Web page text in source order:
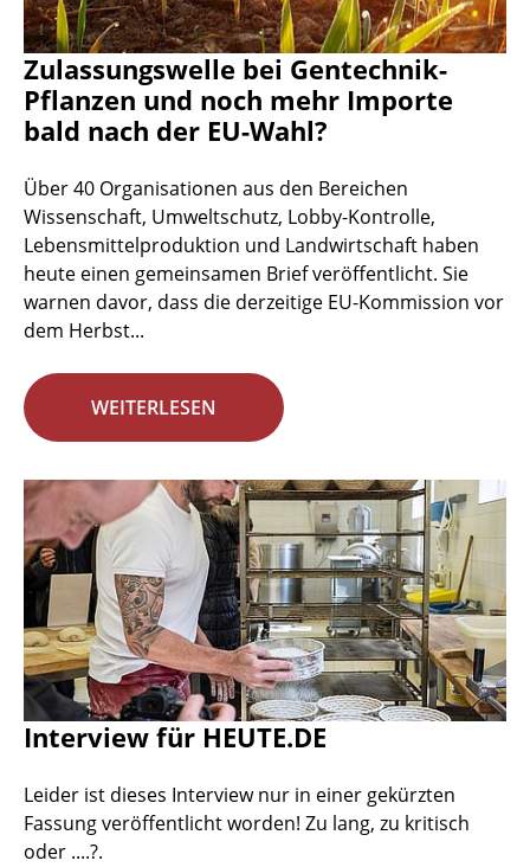
Zulassungswelle bei Gentechnik-
Pflanzen und noch mehr Importe
bald nach der EU-Wahl?
Über 40 Organisationen aus den Bereichen
Wissenschaft, Umweltschutz, Lobby-Kontrolle,
Lebensmittelproduktion und Landwirtschaft haben
heute einen gemeinsamen Brief veröffentlicht. Sie
warnen davor, dass die derzeitige EU-Kommission vor
dem Herbst...
WEITERLESEN
Interview für HEUTE.DE
Leider ist dieses Interview nur in einer gekürzten
Fassung veröffentlicht worden! Zu lang, zu kritisch
oder ....?.